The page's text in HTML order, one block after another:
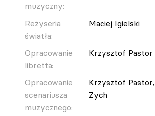
muzyczny:
Reżyseria
światła:
Maciej Igielski
Opracowanie
libretta:
Krzysztof Pastor
Opracowanie
scenariusza
muzycznego:
Krzysztof Pastor,
Zych